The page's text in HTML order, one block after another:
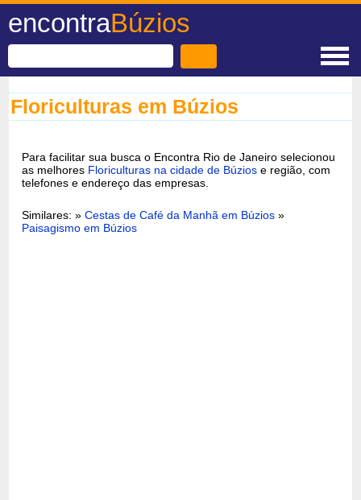
encontraBúzios
Floriculturas em Búzios
Para facilitar sua busca o Encontra Rio de Janeiro selecionou
as melhores Floriculturas na cidade de Búzios e região, com
telefones e endereço das empresas.
Similares: »Cestas de Café da Manhã em Búzios »
Paisagismo em Búzios